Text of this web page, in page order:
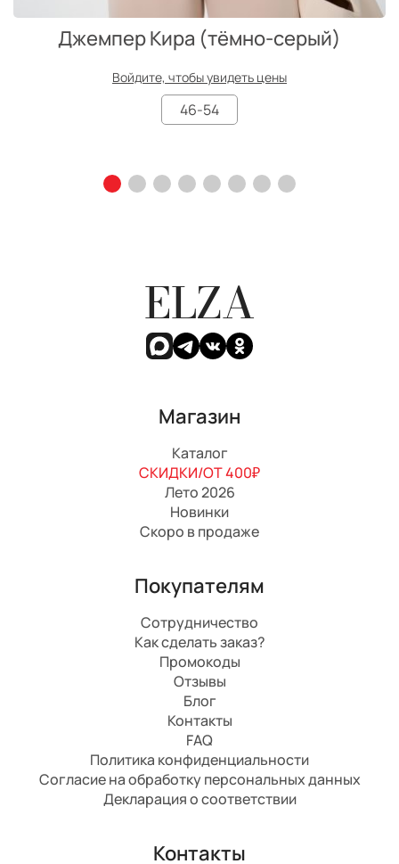
Джемпер Кира (тёмно-серый)
Войдите, чтобы увидеть цены
46-54
ELZA
Магазин
Каталог
СКИДКИ/ОТ 400₽
Лето 2026
Новинки
Скоро в продаже
Покупателям
Сотрудничество
Как сделать заказ?
Промокоды
Отзывы
Блог
Контакты
FAQ
Политика конфиденциальности
Согласие на обработку персональных данных
Декларация о соответствии
Контакты